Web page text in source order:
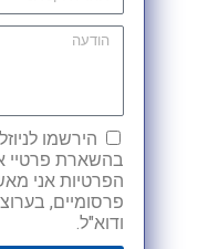
הירשמו
בהשארת פרטיי
הפרטיות אני
פרסומיים,
ודוא"ל.